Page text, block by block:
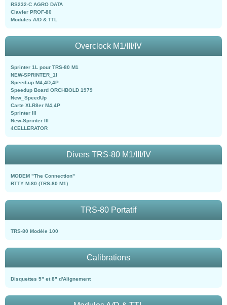
RS232-C AGRO DATA
Clavier PROF-80
Modules A/D & TTL
Overclock M1/III/IV
Sprinter 1L pour TRS-80 M1
NEW-SPRINTER_1l
Speed-up M4,4D,4P
Speedup Board ORCHBOLD 1979
New_SpeedUp
Carte XLR8er M4,4P
Sprinter III
New-Sprinter III
4CELLERATOR
Divers TRS-80 M1/III/IV
MODEM "The Connection"
RTTY M-80 (TRS-80 M1)
TRS-80 Portatif
TRS-80 Modèle 100
Calibrations
Disquettes 5" et 8" d'Alignement